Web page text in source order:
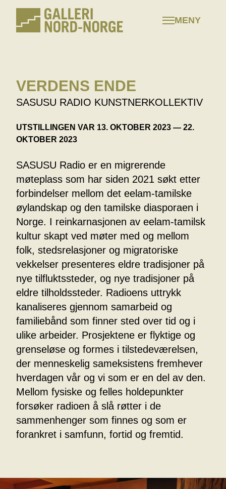
innhold
MENY
VERDENS ENDE
SASUSU RADIO KUNSTNERKOLLEKTIV
UTSTILLINGEN VAR 13. OKTOBER 2023 — 22.
OKTOBER 2023
SASUSU Radio er en migrerende
møteplass som har siden 2021 søkt etter
forbindelser mellom det eelam-tamilske
øylandskap og den tamilske diasporaen i
Norge. I reinkarnasjonen av eelam-tamilsk
kultur skapt ved møter med og mellom
folk, stedsrelasjoner og migratoriske
vekkelser presenteres eldre tradisjoner på
nye tilfluktssteder, og nye tradisjoner på
eldre tilholdssteder. Radioens uttrykk
kanaliseres gjennom samarbeid og
familiebånd som finner sted over tid og i
ulike arbeider. Prosjektene er flyktige og
grenseløse og formes i tilstedeværelsen,
der menneskelig sameksistens fremhever
hverdagen vår og vi som er en del av den.
Mellom fysiske og felles holdepunkter
forsøker radioen å slå røtter i de
sammenhenger som finnes og som er
forankret i samfunn, fortid og fremtid.